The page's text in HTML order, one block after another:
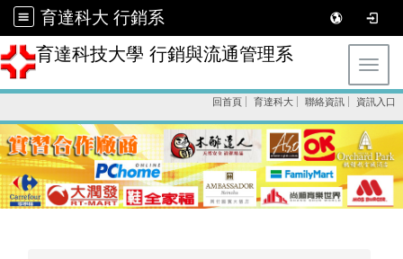
育達科大 行銷系
育達科技大學 行銷與流通管理系
回首頁 育達科大 聯絡資訊 資訊入口